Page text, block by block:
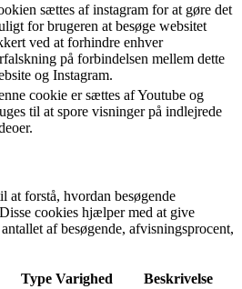
sættes af instagram for at gøre det
for brugeren at besøge websitet
ved at forhindre enhver
på forbindelsen mellem dette
og Instagram.
cookie er sættes af Youtube og
til at spore visninger på indlejrede
at forstå, hvordan besøgende
cookies hjælper med at give
af besøgende, afvisningsprocent,
Type Varighed Beskrivelse